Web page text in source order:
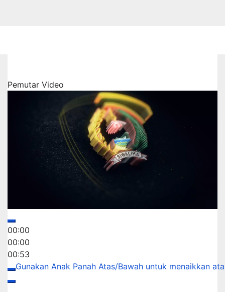
Pemutar Video
00:00
00:00
00:53
Gunakan Anak Panah Atas/Bawah untuk menaikkan